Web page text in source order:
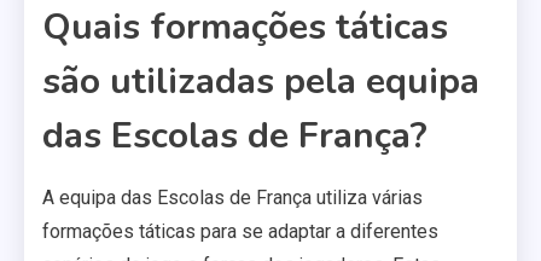
Quais formações táticas
são utilizadas pela equipa
das Escolas de França?
A equipa das Escolas de França utiliza várias
formações táticas para se adaptar a diferentes